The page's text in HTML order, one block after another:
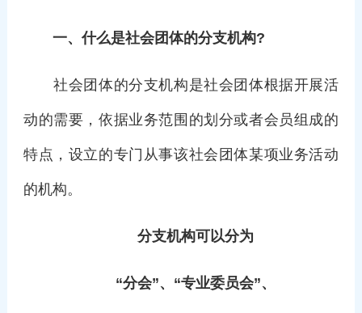
一、什么是社会团体的分支机构?
社会团体的分支机构是社会团体根据开展活
动的需要，依据业务范围的划分或者会员组成的
特点，设立的专门从事该社会团体某项业务活动
的机构。
分支机构可以分为
“分会”、“专业委员会”、